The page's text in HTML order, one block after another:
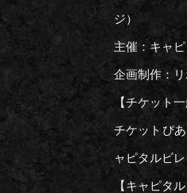
ジ）
主催：キャ
企画制作：
【チケット
チケットぴ
ャピタルビ
【キャピタ